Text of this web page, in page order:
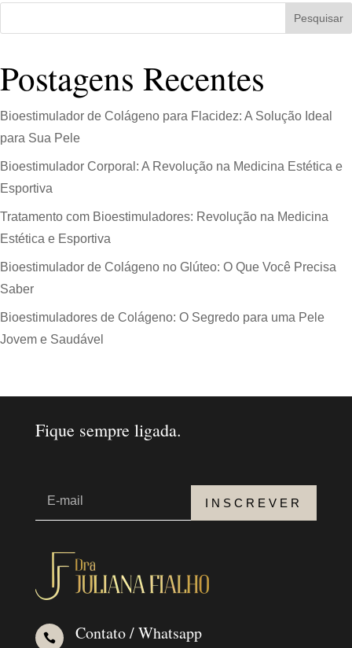
Pesquisar
Postagens Recentes
Bioestimulador de Colágeno para Flacidez: A Solução Ideal
para Sua Pele
Bioestimulador Corporal: A Revolução na Medicina Estética e
Esportiva
Tratamento com Bioestimuladores: Revolução na Medicina
Estética e Esportiva
Bioestimulador de Colágeno no Glúteo: O Que Você Precisa
Saber
Bioestimuladores de Colágeno: O Segredo para uma Pele
Jovem e Saudável
Fique sempre ligada.
INSCREVER
 Contato / Whatsapp